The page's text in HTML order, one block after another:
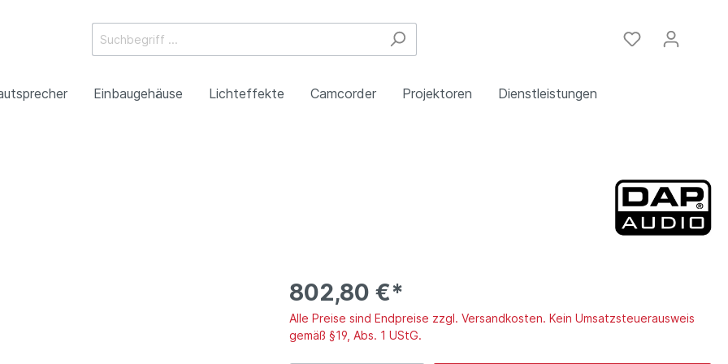
Einbaugehäuse Lichteffekte Camcorder Projektoren Dienstleistungen
802,80 €*
Alle Preise sind Endpreise zzgl. Versandkosten. Kein Umsatzsteuerausweis
gemäß §19, Abs. 1 UStG.